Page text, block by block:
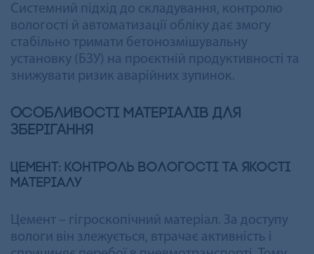
Системний підхід до складування, контролю
вологості й автоматизації обліку дає змогу
стабільно тримати бетонозмішувальну
установку (БЗУ) на проєктній продуктивності та
знижувати ризик аварійних зупинок.
Особливості матеріалів для
зберігання
Цемент: контроль вологості та якості
матеріалу
Цемент – гігроскопічний матеріал. За доступу
вологи він злежується, втрачає активність і